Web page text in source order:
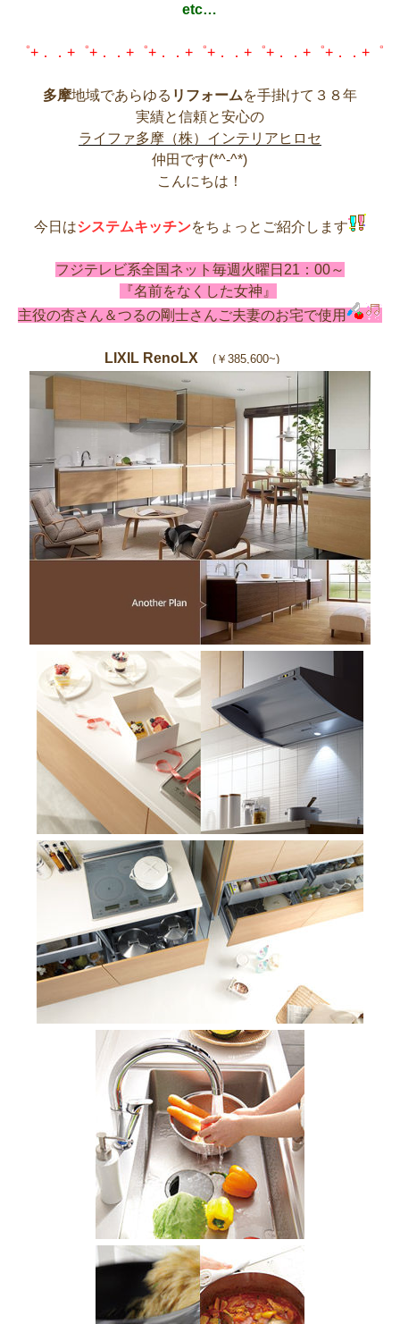
etc…
゜+．．+゜+．．+゜+．．+゜+．．+゜+．．+゜+．．+゜
多摩地域であらゆる リフォームを手掛けて３８年
実績と信頼と安心の
ライファ多摩（株）インテリアヒロセ
仲田です(*^-^*)
こんにちは！
今日はシステムキッチンをちょっとご紹介します
フジテレビ系全国ネット毎週火曜日21：00～
『名前をなくした女神』
主役の杏さん＆つるの剛士さんご夫妻のお宅で使用
LIXIL RenoLX (￥385,600~)